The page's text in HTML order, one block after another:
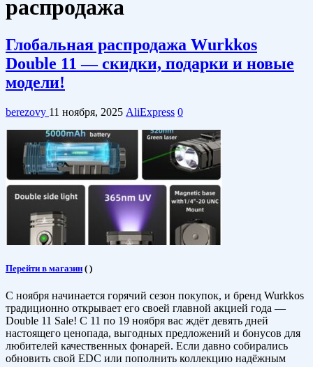
распродажа
Глобальная распродажа Wurkkos
Double 11 — скидки, подарки и новые
модели!
berezovy 11 ноября, 2025 AliExpress 0
Перейти в магазин ( )
С ноября начинается горячий сезон покупок, и бренд Wurkkos
традиционно открывает его своей главной акцией года —
Double 11 Sale! С 11 по 19 ноября вас ждёт девять дней
настоящего ценопада, выгодных предложений и бонусов для
любителей качественных фонарей. Если давно собирались
обновить свой EDC или пополнить коллекцию надёжным